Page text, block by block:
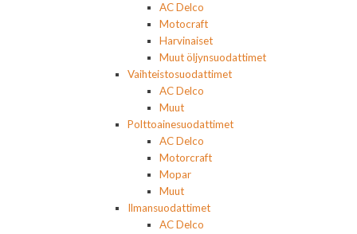
AC Delco
Motocraft
Harvinaiset
Muut öljynsuodattimet
Vaihteistosuodattimet
AC Delco
Muut
Polttoainesuodattimet
AC Delco
Motorcraft
Mopar
Muut
Ilmansuodattimet
AC Delco